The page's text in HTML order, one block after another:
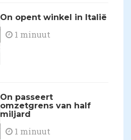
On opent winkel in Italië
1 minuut
On passeert
omzetgrens van half
miljard
1 minuut